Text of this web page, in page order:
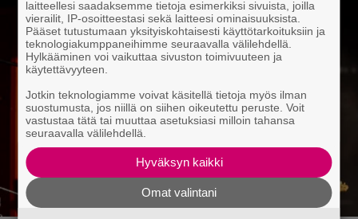
laitteellesi saadaksemme tietoja esimerkiksi sivuista, joilla
vierailit, IP-osoitteestasi sekä laitteesi ominaisuuksista.
Pääset tutustumaan yksityiskohtaisesti käyttötarkoituksiin ja
teknologiakumppaneihimme seuraavalla välilehdellä.
Hylkääminen voi vaikuttaa sivuston toimivuuteen ja
käytettävyyteen.
Jotkin teknologiamme voivat käsitellä tietoja myös ilman
suostumusta, jos niillä on siihen oikeutettu peruste. Voit
vastustaa tätä tai muuttaa asetuksiasi milloin tahansa
seuraavalla välilehdellä.
Hyväksyn kaikki
Omat valintani